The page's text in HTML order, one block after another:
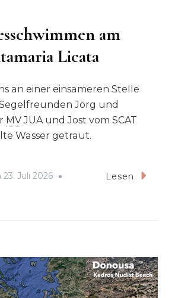
am
Licata
an einer einsameren Stelle
Jörg und
MVJUA und Jost vom SCAT
Wasser getraut.
23. Juli 2026 Lesen